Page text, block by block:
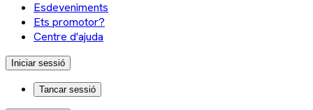
Esdeveniments
Ets promotor?
Centre d'ajuda
Iniciar sessió
Tancar sessió